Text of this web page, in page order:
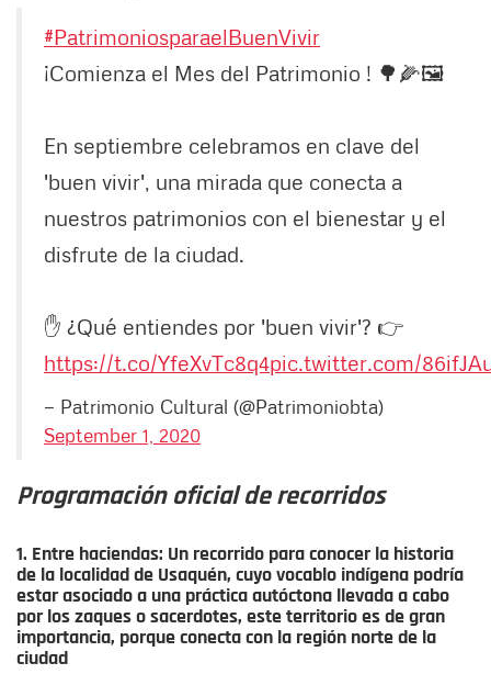
#PatrimoniosparaelBuenVivir
¡Comienza el Mes del Patrimonio ! 🌳🌽🖼️
En septiembre celebramos en clave del
'buen vivir', una mirada que conecta a
nuestros patrimonios con el bienestar y el
disfrute de la ciudad.
✋ ¿Qué entiendes por 'buen vivir'? 👉
https://t.co/YfeXvTc8q4pic.twitter.com/
— Patrimonio Cultural (@Patrimoniobta)
September 1, 2020
Programación oficial de recorridos
1. Entre haciendas: Un recorrido para conocer la historia
de la localidad de Usaquén, cuyo vocablo indígena podría
estar asociado a una práctica autóctona llevada a cabo
por los zaques o sacerdotes, este territorio es de gran
importancia, porque conecta con la región norte de la
ciudad